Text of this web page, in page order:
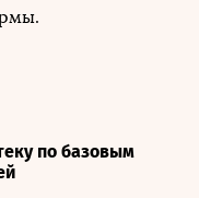
по базовым